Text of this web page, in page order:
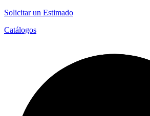
Solicitar un Estimado
Catálogos